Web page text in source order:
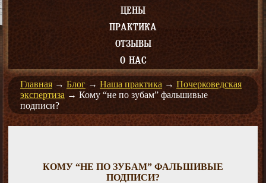
ЦЕНЫ
ПРАКТИКА
ОТЗЫВЫ
О НАС
Главная → Блог → Наша практика → Почерковедская
экспертиза → Кому “не по зубам” фальшивые
подписи?
КОМУ “НЕ ПО ЗУБАМ” ФАЛЬШИВЫЕ
ПОДПИСИ?